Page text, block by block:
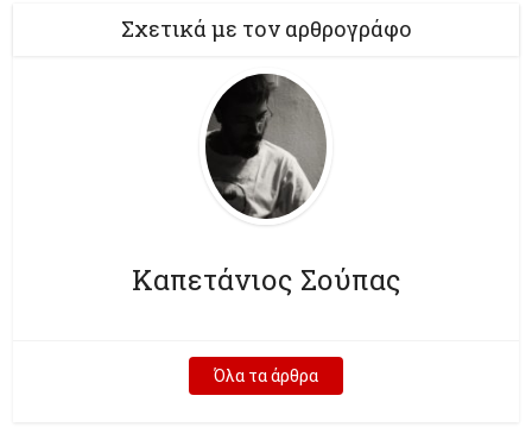
Σχετικά με τον αρθρογράφο
Καπετάνιος Σούπας
Όλα τα άρθρα